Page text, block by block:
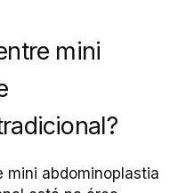
mini
mini abdominoplastia